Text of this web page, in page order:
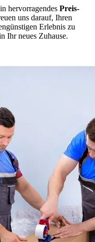
hervorragendes Preis-
uns darauf, Ihren
Erlebnis zu
Ihr neues Zuhause.